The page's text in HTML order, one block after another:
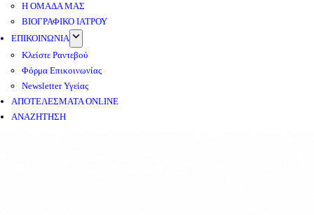
Η ΟΜΑΔΑ ΜΑΣ
ΒΙΟΓΡΑΦΙΚΟ ΙΑΤΡΟΥ
ΕΠΙΚΟΙΝΩΝΙΑ
Κλείστε Ραντεβού
Φόρμα Επικοινωνίας
Newsletter Υγείας
ΑΠΟΤΕΛΕΣΜΑΤΑ ONLINE
ΑΝΑΖΗΤΗΣΗ